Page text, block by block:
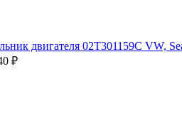
двигателя 02T301159C VW,
₽